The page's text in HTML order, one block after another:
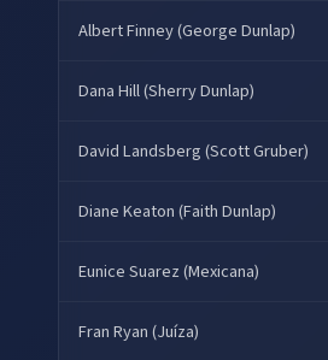
Albert Finney (George Dunlap)
Dana Hill (Sherry Dunlap)
David Landsberg (Scott Gruber)
Diane Keaton (Faith Dunlap)
Eunice Suarez (Mexicana)
Fran Ryan (Juíza)